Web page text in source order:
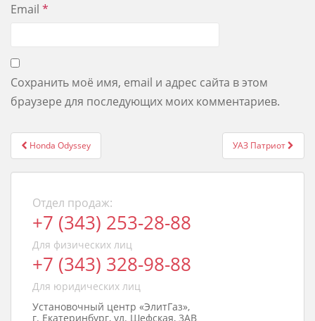
Email *
Сохранить моё имя, email и адрес сайта в этом
браузере для последующих моих комментариев.
Post
navigation
Honda Odyssey УАЗ Патриот
Отдел продаж:
+7 (343) 253-28-88
Для физических лиц
+7 (343) 328-98-88
Для юридических лиц
Установочный центр «ЭлитГаз»,
г. Екатеринбург, ул. Шефская, 3АВ